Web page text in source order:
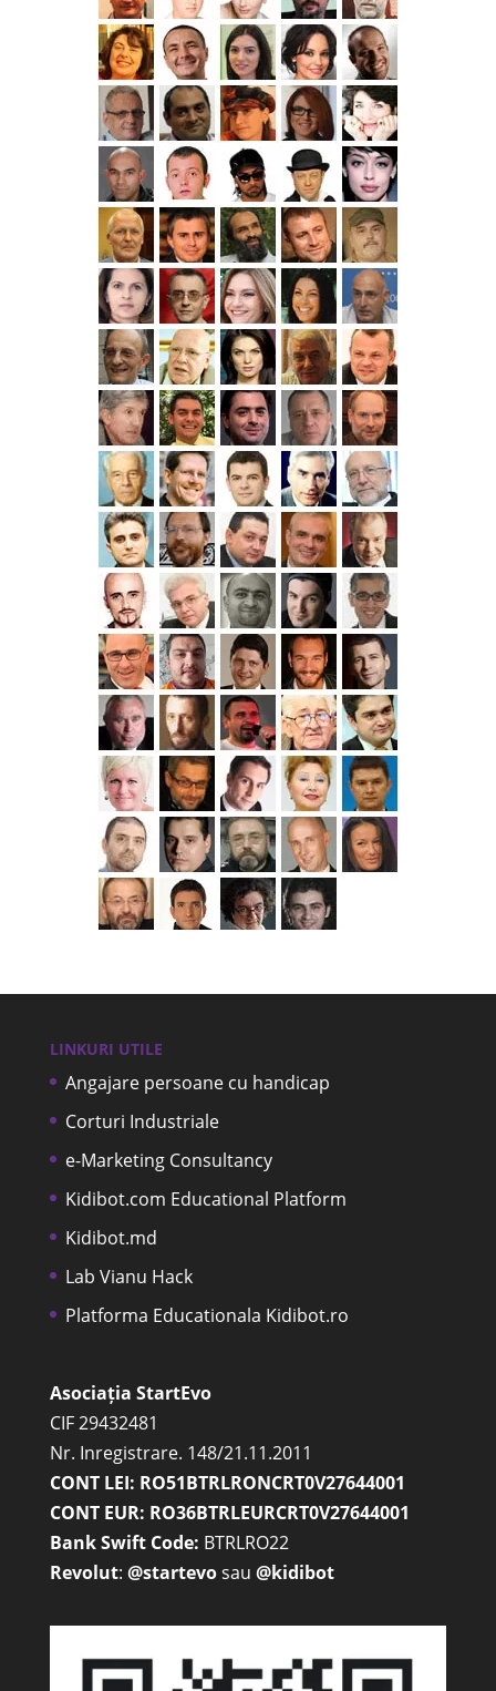
LINKURI UTILE
Angajare persoane cu handicap
Corturi Industriale
e-Marketing Consultancy
Kidibot.com Educational Platform
Kidibot.md
Lab Vianu Hack
Platforma Educationala Kidibot.ro
Asociația StartEvo
CIF 29432481
Nr. Inregistrare. 148/21.11.2011
CONT LEI: RO51BTRLRONCRT0V27644001
CONT EUR: RO36BTRLEURCRT0V27644001
Bank Swift Code: BTRLRO22
Revolut: @startevosau @kidibot